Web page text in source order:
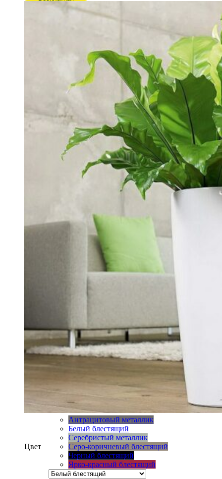
доставка!
Цвет
Антрацитовый металлик
Белый блестящий
Серебристый металлик
Серо-коричневый блестящий
Черный блестящий
Ярко-красный блестящий